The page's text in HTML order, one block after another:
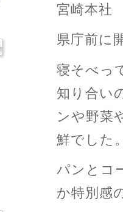
宮崎本
県庁前に
寝そべっ
知り合い
ンや野菜
鮮でした
パンとコ
か特別感